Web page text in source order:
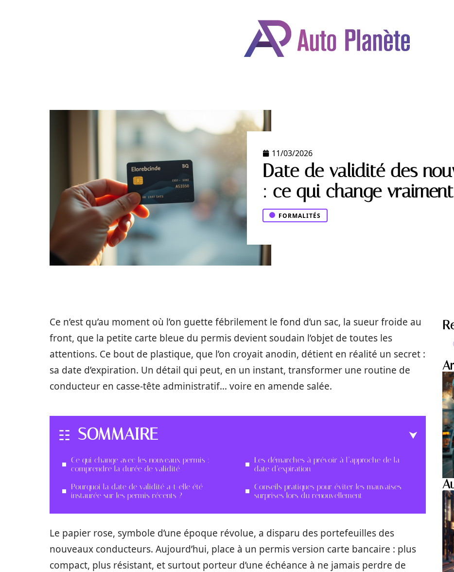
11/03/2026
Date de validité des
: ce qui change vraiment
FORMALITÉS
Ce n’est qu’au moment où l’on guette fébrilement le fond d’un sac, la sueur froide au
front, que la petite carte bleue du permis devient soudain l’objet de toutes les
attentions. Ce bout de plastique, que l’on croyait anodin, détient en réalité un secret :
sa date d’expiration. Un détail qui peut, en un instant, transformer une routine de
conducteur en casse-tête administratif… voire en amende salée.
SOMMAIRE
Ce qui change avec les nouveaux permis :
comprendre la durée de validité
Pourquoi la date de validité a-t-elle été
instaurée sur les permis récents ?
Les démarches à prévoir à l’approche de la
date d’expiration
Conseils pratiques pour éviter les mauvaises
surprises lors du renouvellement
Le papier rose, symbole d’une époque révolue, a disparu des portefeuilles des
nouveaux conducteurs. Aujourd’hui, place à un permis version carte bancaire : plus
compact, plus résistant, et surtout porteur d’une échéance à ne jamais perdre de